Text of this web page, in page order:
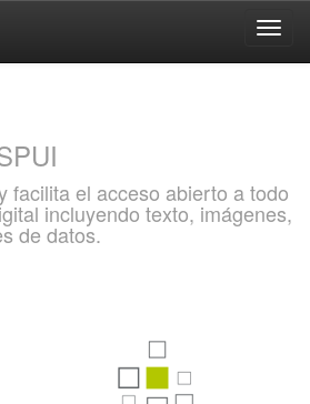
facilita el acceso abierto a todo
incluyendo texto, imágenes,
de datos.